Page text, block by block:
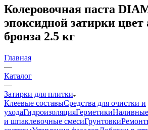
Колеровочная паста
эпоксидной затирки
бронза 2.5 кг
Главная
—
Каталог
—
Затирки для плитки
Клеевые составыСредства для очистки и
уходаГидроизоляцияГерметики
и шпаклевочные смесиГрунтовки